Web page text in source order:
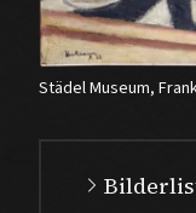
Städel Museum,